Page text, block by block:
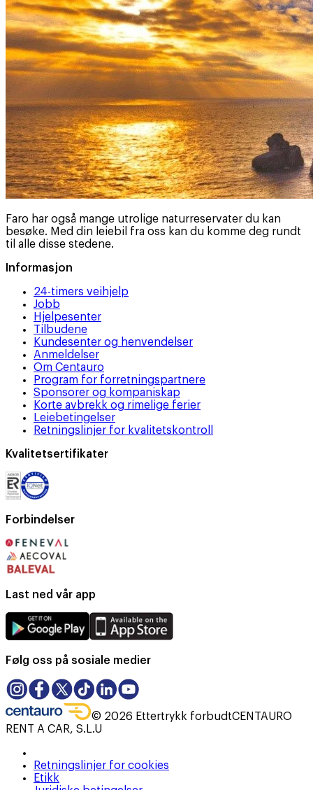
Faro har også mange utrolige naturreservater du kan
besøke. Med din leiebil fra oss kan du komme deg rundt
til alle disse stedene.
Informasjon
24-timers veihjelp
Jobb
Hjelpesenter
Tilbudene
Kundesenter og henvendelser
Anmeldelser
Om Centauro
Program for forretningspartnere
Sponsorer og kompaniskap
Korte avbrekk og rimelige ferier
Leiebetingelser
Retningslinjer for kvalitetskontroll
Kvalitetsertifikater
Forbindelser
Last ned vår app
Følg oss på sosiale medier
© 2026 Ettertrykk forbudtCENTAURO
RENT A CAR, S.L.U
Retningslinjer for cookies
Etikk